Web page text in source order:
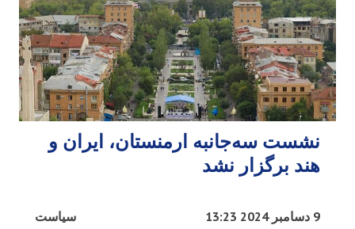
نشست سه‌جانبه ارمنستان، ایران و
هند برگزار نشد
سیاست 9 دسامبر 2024 13:23